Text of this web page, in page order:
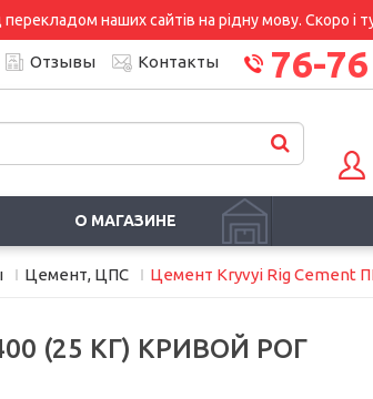
наших сайтів на рідну мову. Скоро і
Отзывы Контакты 76-76
О МАГАЗИНЕ
Цемент, ЦПС Цемент Kryvyi Rig Cement
(25 КГ) КРИВОЙ РОГ